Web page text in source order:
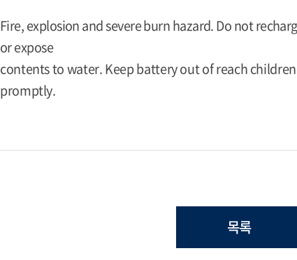
Fire, explosion and severe burn hazard. Do not
or expose
contents to water. Keep battery out of reach
promptly.
목록